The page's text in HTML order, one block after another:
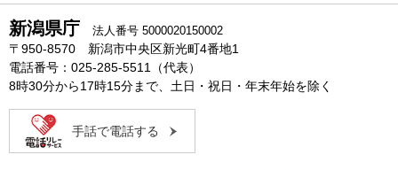
新潟県庁 法人番号 5000020150002
〒950-8570 新潟市中央区新光町4番地1
電話番号：025-285-5511（代表）
8時30分から17時15分まで、土日・祝日・年末年始を除く
手話で電話する